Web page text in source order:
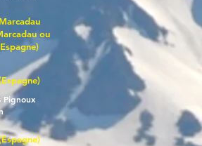
ou
Pignoux
Pignoux